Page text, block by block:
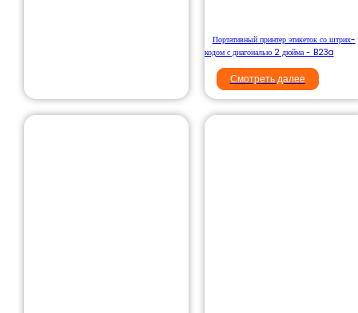
Портативный принтер этикеток со штрих-
кодом с диагональю 2 дюйма - B23a
Смотреть далее